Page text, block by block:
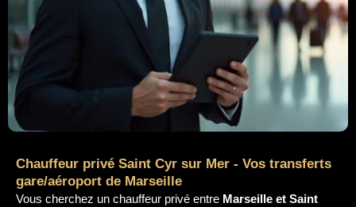
Chauffeur privé Saint Cyr sur Mer - Vos transferts
gare/aéroport de Marseille
Vous cherchez un chauffeur privé entre Marseille et Saint